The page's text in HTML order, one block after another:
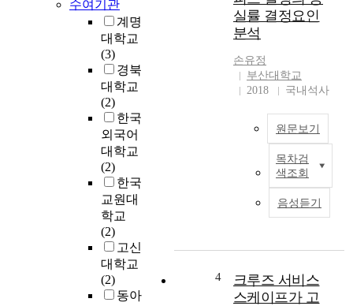
수여기관
계명
대학교
(3)
경북
대학교
(2)
한국
외국어
대학교
(2)
한국
교원대
학교
(2)
고신
대학교
(2)
동아
을
실률 결정요인
분석
손유정
부산대학교
2018
국내석사
원문보기
목차검
색조회
음성듣기
4
크루즈 서비스
스케이프가 고